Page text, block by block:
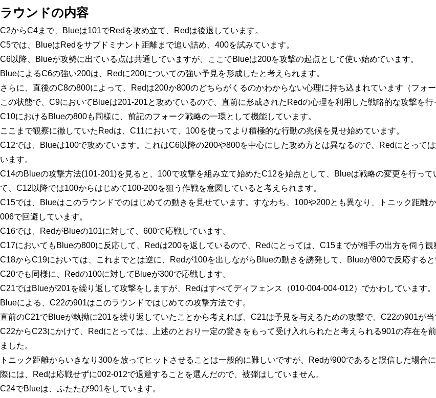
ラウンドの内容
C2からC4まで、Blueは101でRedを攻め立て、Redは後退しています。
C5では、BlueはRedをサブドミナント距離まで追い詰め、 400を試みています。
C6以降、Blueが攻勢に出ている点は共通していますが、ここでBlueは200を攻撃の起点として使い始めています。
BlueによるC6の強い200は、Redに200についての強い予見を形成したと考えられます。
さらに、直後のC8の800によって、Redは200か800のどちらがくるのかわからない心理に持ち込まれています（フォー
この状態で、 C9においてBlueは201-201と攻めているので、直前に形成されたRedの心理を利用した戦略的な攻撃を行
C10におけるBlueの800も同様に、前記のフォーク戦略の一環として機能しています。
ここまで観察に徹していたRedは、 C11において、 100を使ってより積極的な行動の兆候を見せ始めています。
C12では、Blueは100で攻めています。これはC6以降の200や800を中心にした攻め方とは異なるので、Redにとって
います。
C14のBlueの攻撃方法(101-201)を見ると、 100で攻撃を組み立て始めたC12を始点として、Blueは戦略の変更を行って
て、 C12 以降では100からはじめて100-200を狙う作戦を意図していると考えられます。
C15では、Blueはこのラウンドでのはじめての動きを見せています。すなわち、 100や200とも異なり、トニック距離
006で回避しています。
C16では、RedがBlueの101に対して、 600で応戦しています。
C17においてもBlueの800に反応して、Redは200を返しているので、Redにとっては、 C15までが相手の出方を伺う
C18からC19においては、これまでとは逆に、Redが100を出しながらBlueの動きを誘発して、Blueが800で反応する
C20でも同様に、Redの100に対してBlueが300で応戦します。
C21ではBlueが201を繰り返して攻撃をしますが、Redはすべてディフェンス（010-004-004-012）でかわしています。
Blueによる、 C22の901はこのラウンドではじめての攻撃方法です。
直前のC21でBlueが執拗に201を繰り返していたことから考えれば、 C21は予見を与えるための攻撃で、 C22の901が
C22からC23にかけて、Redにとっては、上述のとおり一定の驚きをもって受け入れられたと考えられる901の存在を
ました。
トニック距離からいきなり 300を放ってヒットさせることは一般的に難しいですが、Redが900であると誤信した場合に
際には、Redは応戦せずに002-012で退避することを選んだので、被弾はしていません。
C24でBlueは、ふたたび901をしています。